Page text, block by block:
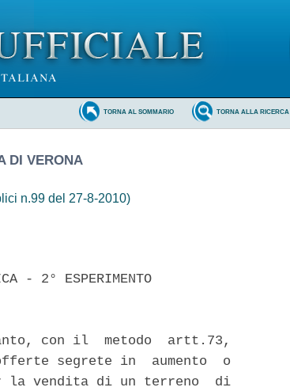
TORNA ALLA RICERCA
TORNA AL SOMMARIO
DI VERONA
n.99 del 27-8-2010)
- 2° ESPERIMENTO
con il  metodo  artt.73,
segrete in  aumento  o
la vendita di un terreno  di